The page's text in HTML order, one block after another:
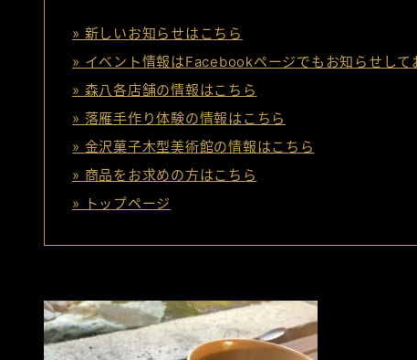
» 新しいお知らせはこちら
» イベント情報はFacebookページでもお知らせして
» 森八各店舗の情報はこちら
» 落雁手作り体験の情報はこちら
» 金沢菓子木型美術館の情報はこちら
» 商品をお求めの方はこちら
» トップページ